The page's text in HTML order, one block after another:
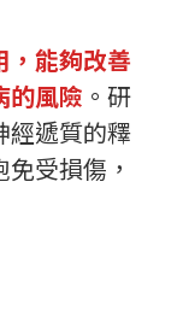
，能夠改善
的風險 。研
經遞質的釋
受損傷，